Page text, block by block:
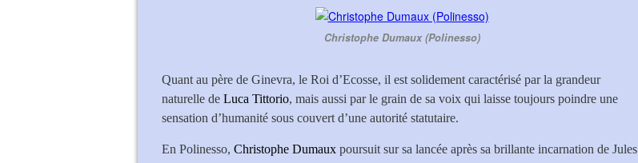
Christophe Dumaux (Polinesso)
Quant au père de Ginevra, le Roi d’Ecosse, il est solidement caractérisé par la grandeur
naturelle de Luca Tittorio, mais aussi par le grain de sa voix qui laisse toujours poindre une
sensation d’humanité sous couvert d’une autorité statutaire.
En Polinesso, Christophe Dumaux poursuit sur sa lancée après sa brillante incarnation de Jules